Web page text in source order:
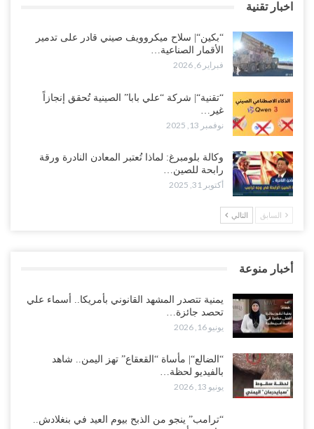
اخبار تقنية
“بكين“| سلاح ميكروويف صيني قادر على تدمير
الأقمار الصناعية…
فبراير 6, 2026
“تقنية“| شركة “علي بابا” الصينية تُحقق إنجازاً
غير…
نوفمبر 13, 2025
وكالة بلومبرغ: لماذا تُعتبر المعادن النادرة ورقة
رابحة للصين…
أكتوبر 31, 2025
السابق التالي
أخبار منوعة
يمنية تتصدر المشهد القانوني بأمريكا.. أسماء علي
تحصد جائزة…
يونيو 16, 2026
“الضالع“| مأساة “القعقاع” تهز اليمن.. شاهد
بالفيديو لحظة…
يونيو 13, 2026
“ترامب” ينجو من الذبح بيوم العيد في بنغلادش..